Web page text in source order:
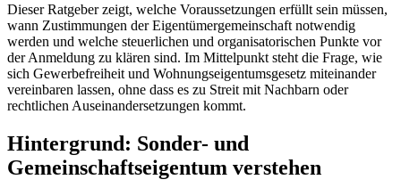
Dieser Ratgeber zeigt, welche Voraussetzungen erfüllt sein müssen,
wann Zustimmungen der Eigentümergemeinschaft notwendig
werden und welche steuerlichen und organisatorischen Punkte vor
der Anmeldung zu klären sind. Im Mittelpunkt steht die Frage, wie
sich Gewerbefreiheit und Wohnungseigentumsgesetz miteinander
vereinbaren lassen, ohne dass es zu Streit mit Nachbarn oder
rechtlichen Auseinandersetzungen kommt.
Hintergrund: Sonder- und
Gemeinschaftseigentum verstehen